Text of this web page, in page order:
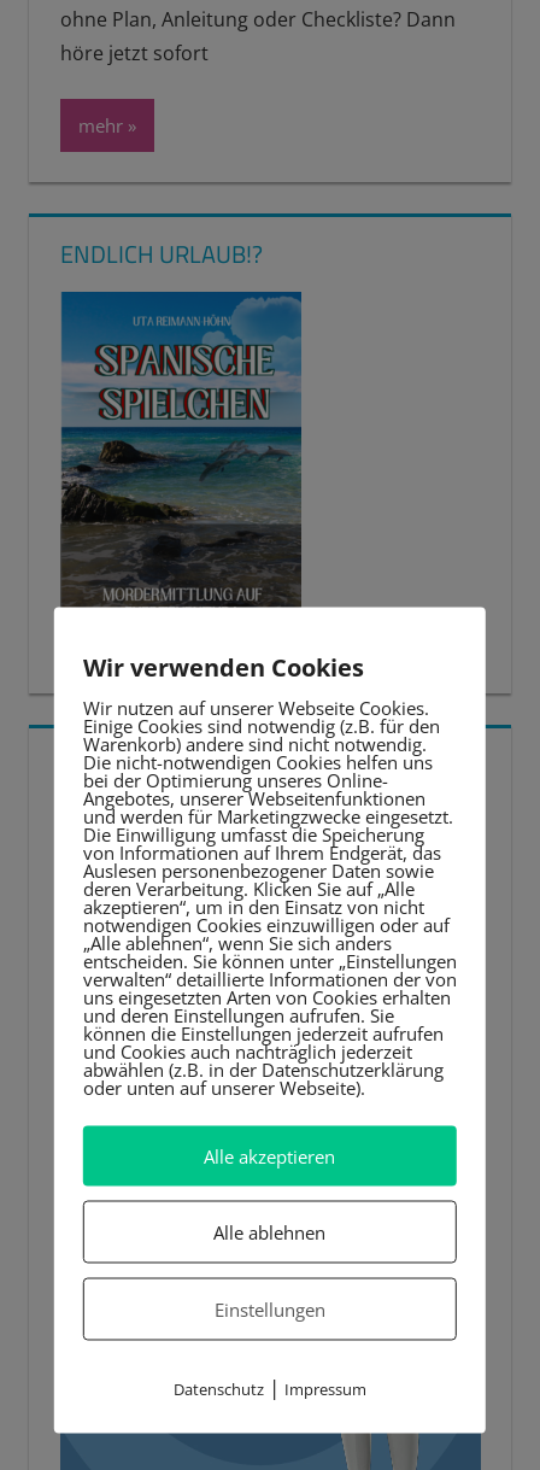
ohne Plan, Anleitung oder Checkliste? Dann
höre jetzt sofort
mehr
ENDLICH URLAUB!?
5 BESTE LERNTIPPS
Video-
Player
Wir verwenden Cookies
Wir nutzen auf unserer Webseite Cookies.
Einige Cookies sind notwendig (z.B. für den
Warenkorb) andere sind nicht notwendig.
Die nicht-notwendigen Cookies helfen uns
bei der Optimierung unseres Online-
Angebotes, unserer Webseitenfunktionen
und werden für Marketingzwecke eingesetzt.
Die Einwilligung umfasst die Speicherung
von Informationen auf Ihrem Endgerät, das
Auslesen personenbezogener Daten sowie
deren Verarbeitung. Klicken Sie auf „Alle
akzeptieren“, um in den Einsatz von nicht
notwendigen Cookies einzuwilligen oder auf
„Alle ablehnen“, wenn Sie sich anders
entscheiden. Sie können unter „Einstellungen
verwalten“ detaillierte Informationen der von
uns eingesetzten Arten von Cookies erhalten
und deren Einstellungen aufrufen. Sie
können die Einstellungen jederzeit aufrufen
und Cookies auch nachträglich jederzeit
abwählen (z.B. in der Datenschutzerklärung
oder unten auf unserer Webseite).
Alle akzeptieren
Alle ablehnen
Einstellungen
Datenschutz| Impressum